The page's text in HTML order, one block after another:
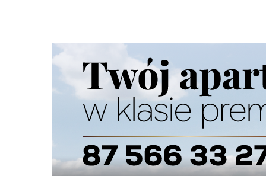
Ścieżka
nawigacyjna
Strona główna
Z ŻYCIA MIASTA 08/08/2025/ 29 Komentarzy
Ile suwalczanie zapłacą za wizytę